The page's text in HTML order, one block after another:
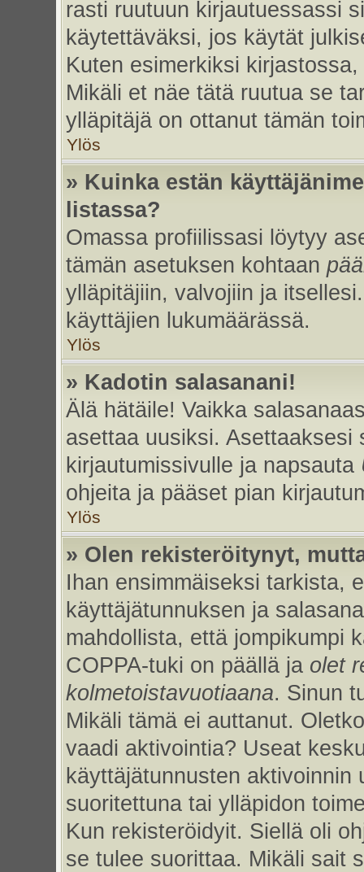
rasti ruutuun kirjautuessassi
käytettäväksi, jos käytät
Kuten esimerkiksi
Mikäli et näe tätä ruutua se
ylläpitäjä on ottanut tämän
Ylös
» Kuinka estän
listassa?
Omassa profiilissasi löytyy
tämän asetuksen kohtaan
ylläpitäjiin, valvojiin ja
käyttäjien lukumäärässä.
Ylös
» Kadotin salasanani!
Älä hätäile! Vaikka
asettaa uusiksi. Asettaaksesi
kirjautumissivulle ja napsauta
ohjeita ja pääset pian
Ylös
» Olen rekisteröitynyt,
Ihan ensimmäiseksi tarkista,
käyttäjätunnuksen ja
mahdollista, että jompikumpi
COPPA-tuki on päällä ja olet
kolmetoistavuotiaana. Sinun
Mikäli tämä ei auttanut.
vaadi aktivointia? Useat
käyttäjätunnusten
suoritettuna tai ylläpidon
Kun rekisteröidyit. Siellä oli
se tulee suorittaa. Mikäli sait